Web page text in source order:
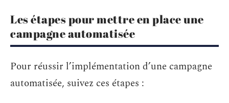
Les étapes pour mettre en place une
campagne automatisée
Pour réussir l’implémentation d’une campagne
automatisée, suivez ces étapes :